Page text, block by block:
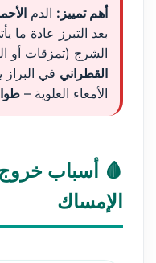
أهم تمييز: الدم
بعد التبرز عادة ما
الشرج (تمزقات أو
القطراني في
الأمعاء العلوية –
🩸 أسباب خروج
الإمساك